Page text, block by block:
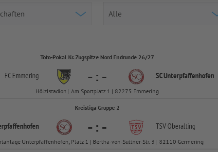
Toto-Pokal Kr. Zugspitze Nord Endrunde 26/27
FC Emmering - : - SC Unterpfaffenhofen
Hölzlstadion | Am Sportplatz 1 | 82275 Emmering
Kreisliga Gruppe 2
- : - TSV Oberalting
Unterpfaffenhofen, Platz 1 | Bertha-von-Suttner-Str. 3 | 82110 Germering